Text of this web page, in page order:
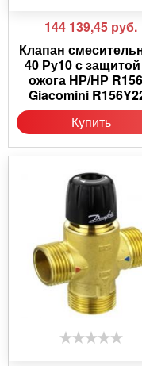
144 139,45 руб.
Клапан
40 Ру10 с
ожога НР/НР
Giacomini
Купить